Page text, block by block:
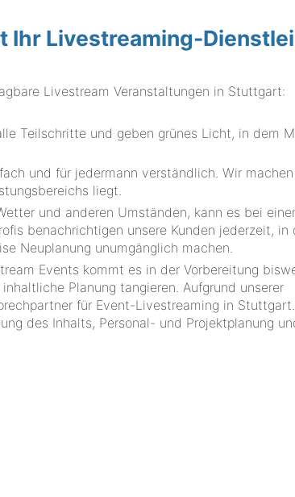
Ihr Livestreaming-
Livestream Veranstaltungen in Stuttgart:
Teilschritte und geben grünes Licht, in dem
und für jedermann verständlich. Wir
liegt.
und anderen Umständen, kann es bei
benachrichtigen unsere Kunden jederzeit, in
Neuplanung unumgänglich machen.
Events kommt es in der Vorbereitung
Planung tangieren. Aufgrund unserer
für Event-Livestreaming in
des Inhalts, Personal- und Projektplanung